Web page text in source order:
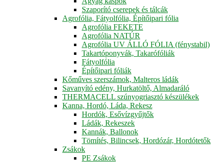
Szaporító cserepek és tálcák
Agrofólia, Fátyolfólia, Építőipari fólia
Agrofólia FEKETE
Agrofólia NATÚR
Agrofólia UV ÁLLÓ FÓLIA (fénystabil)
Takartóponyvák, Takarófóliák
Fátyolfólia
Építőipari fóliák
Kőműves szerszámok, Malteros ládák
Savanyító edény, Hurkatöltő, Almadaráló
THERMACELL szúnyogriasztó készülékek
Kanna, Hordó, Láda, Rekesz
Hordók, Esővízgyűjtők
Ládák, Rekeszek
Kannák, Ballonok
Tömítés, Bilincsek, Hordózár, Hordótetők
Zsákok
PE Zsákok